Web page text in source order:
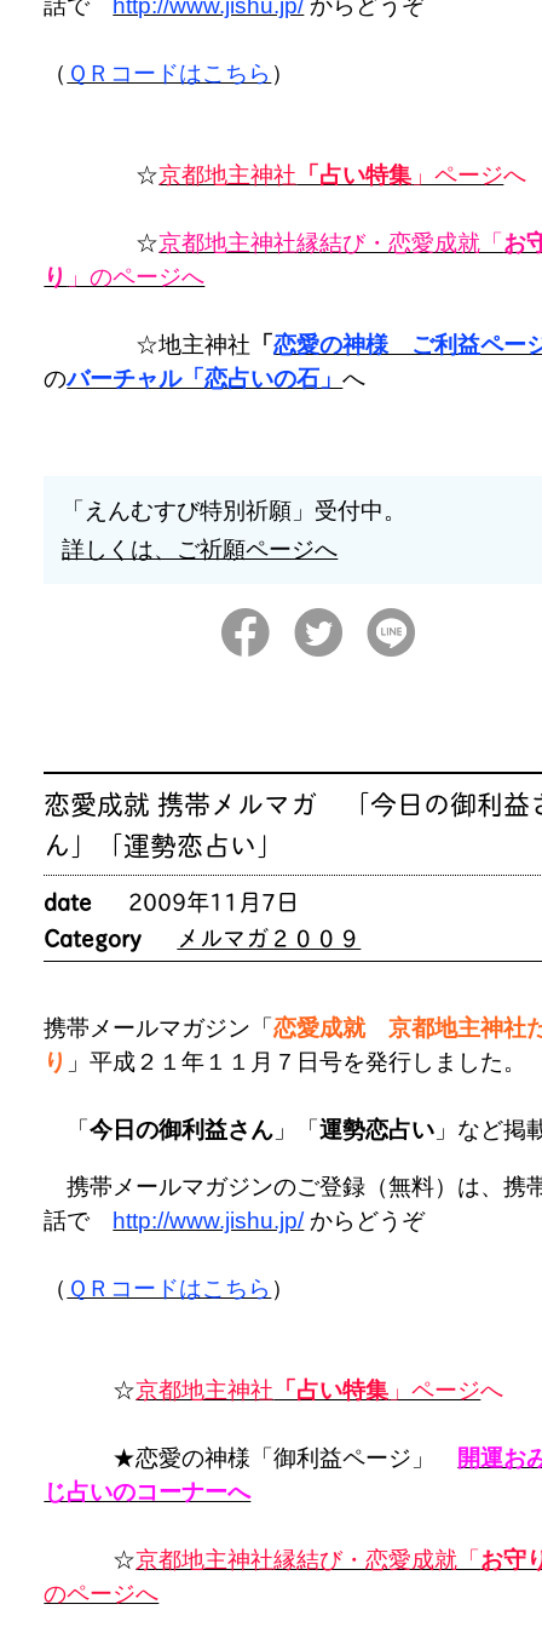
（ ＱＲコードはこちら ）
☆京都地主神社 「占い特集 」ページへ
☆京都地主神社縁結び・恋愛成就「お
り 」のページへ
☆地主神社 「恋愛の神様 ご利益ペー
のバーチャル「恋占いの石」へ
「えんむすび特別祈願」受付中。
詳しくは、ご祈願ページへ
恋愛成就 携帯メルマガ 「今日の御利益
ん」「運勢恋占い」
date
2009年11月7日
Category
メルマガ２００９
携帯メールマガジン「恋愛成就 京都地主神社
り 」平成２１年１１月７日号を発行しました。
「今日の御利益さん 」「運勢恋占い 」など掲
携帯メールマガジンのご登録（無料）は、携
話で http://www.jishu.jp/からどうぞ
（ ＱＲコードはこちら ）
☆京都地主神社 「占い特集 」ページへ
★恋愛の神様「御利益ページ」
開運お
じ占いのコーナーへ
☆京都地主神社縁結び・恋愛成就「お守
のページへ